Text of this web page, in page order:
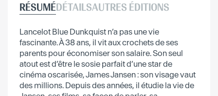
RÉSUMÉDÉTAILSAUTRES ÉDITIONS
Lancelot Blue Dunkquist n’a pas une vie
fascinante. À 38 ans, il vit aux crochets de ses
parents pour économiser son salaire. Son seul
atout est d’être le sosie parfait d’une star de
cinéma oscarisée, James Jansen : son visage vaut
des millions. Depuis des années, il étudie la vie de